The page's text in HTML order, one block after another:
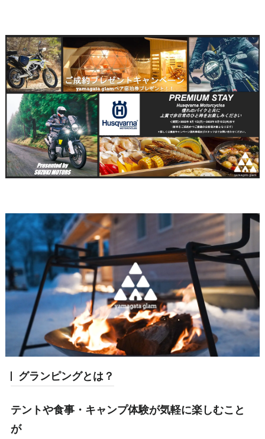
グランピングとは？
テントや食事・キャンプ体験が気軽に楽しむこと
が